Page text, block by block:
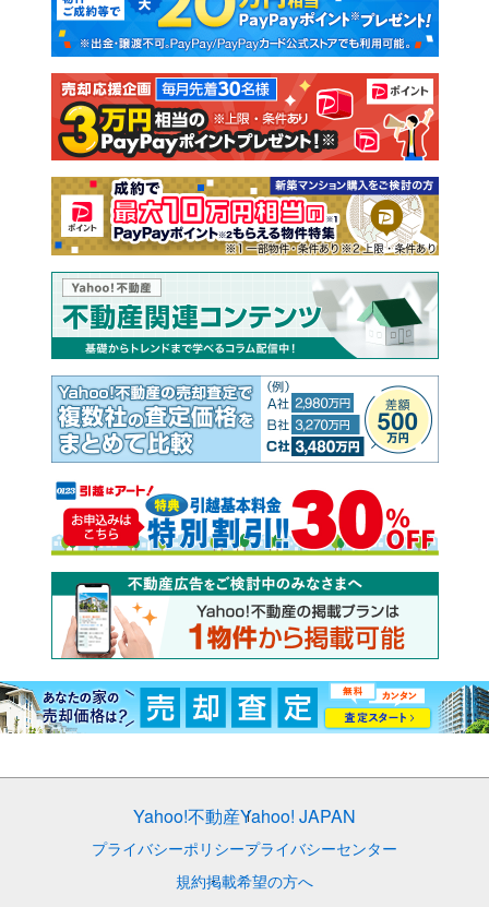
新築一戸建て 中古一戸建て
注文住宅 土地
売却査定
Yahoo!不動産Yahoo! JAPAN
プライバシーポリシープライバシーセンター
規約掲載希望の方へ